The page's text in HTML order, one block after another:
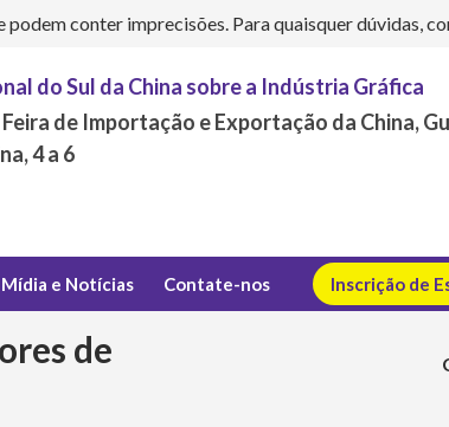
conter imprecisões. Para quaisquer dúvidas,
do Sul da China sobre a Indústria Gráfica
Feira de Importação e Exportação da China,
4 a 6
Mídia e Notícias Contate-nos Inscrição de
de